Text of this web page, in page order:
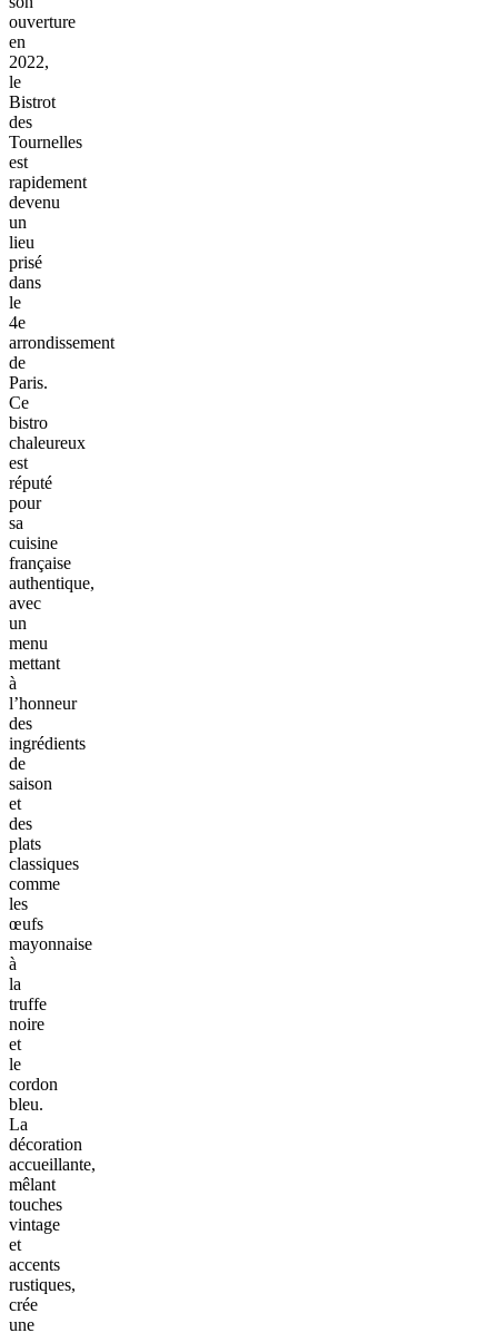
ouverture
en
2022,
le
Bistrot
des
Tournelles
est
rapidement
devenu
un
lieu
prisé
dans
le
4e
arrondissement
de
Paris.
Ce
bistro
chaleureux
est
réputé
pour
sa
cuisine
française
authentique,
avec
un
menu
mettant
à
l’honneur
des
ingrédients
de
saison
et
des
plats
classiques
comme
les
œufs
mayonnaise
à
la
truffe
noire
et
le
cordon
bleu.
La
décoration
accueillante,
mêlant
touches
vintage
et
accents
rustiques,
crée
une